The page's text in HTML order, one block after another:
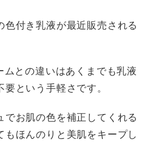
付き乳液が最近販売される
との違いはあくまでも乳液
という手軽さです。
でお肌の色を補正してくれる
ほんのりと美肌をキープし